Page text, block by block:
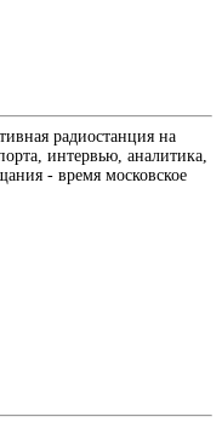
радиостанция на
интервью, аналитика,
- время московское